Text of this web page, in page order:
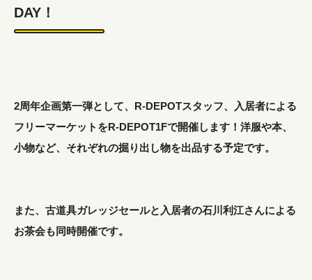
DAY！
2周年企画第一弾として、R-DEPOTスタッフ、入居者による
フリーマーケットをR-DEPOT1Fで開催します！洋服や本、
小物など、それぞれの掘り出し物を出品する予定です。
また、古道具ガレッジセールと入居者の石川利江さんによる
お茶会も同時開催です。